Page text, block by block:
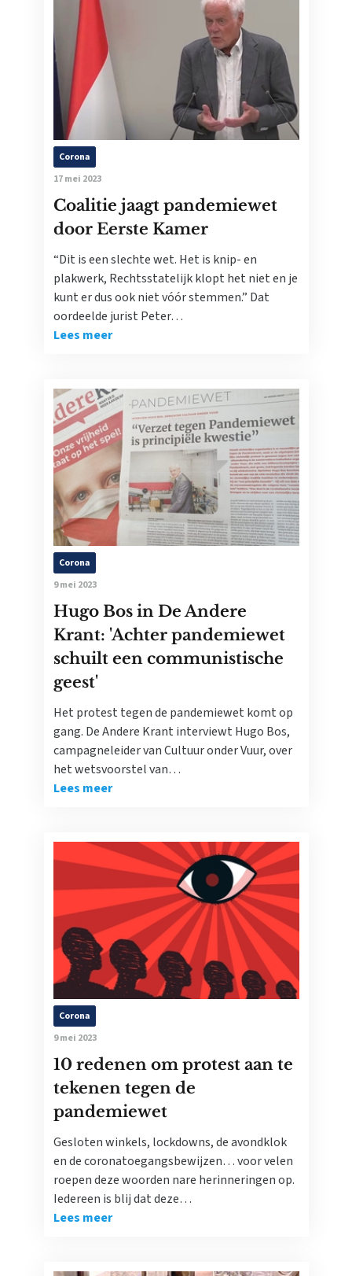
Corona
17 mei 2023
Coalitie jaagt pandemiewet
door Eerste Kamer
“Dit is een slechte wet. Het is knip- en
plakwerk, Rechtsstatelijk klopt het niet en je
kunt er dus ook niet vóór stemmen.” Dat
oordeelde jurist Peter…
Lees meer
Corona
9 mei 2023
Hugo Bos in De Andere
Krant: 'Achter pandemiewet
schuilt een communistische
geest'
Het protest tegen de pandemiewet komt op
gang. De Andere Krant interviewt Hugo Bos,
campagneleider van Cultuur onder Vuur, over
het wetsvoorstel van…
Lees meer
Corona
9 mei 2023
10 redenen om protest aan te
tekenen tegen de
pandemiewet
Gesloten winkels, lockdowns, de avondklok
en de coronatoegangsbewijzen… voor velen
roepen deze woorden nare herinneringen op.
Iedereen is blij dat deze…
Lees meer